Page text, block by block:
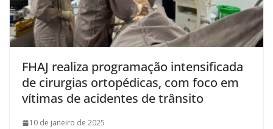
FHAJ realiza programação intensificada
de cirurgias ortopédicas, com foco em
vítimas de acidentes de trânsito
10 de janeiro de 2025